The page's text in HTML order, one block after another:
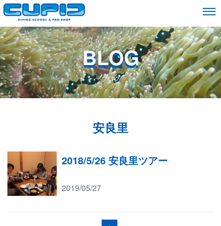
BLOG
ブログ
安良里
2018/5/26 安良里ツアー
2019/05/27